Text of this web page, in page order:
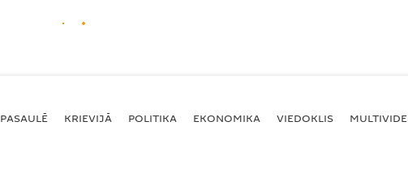
PASAULĒ KRIEVIJĀ POLITIKA EKONOMIKA VIEDOKLIS MULTIVIDE